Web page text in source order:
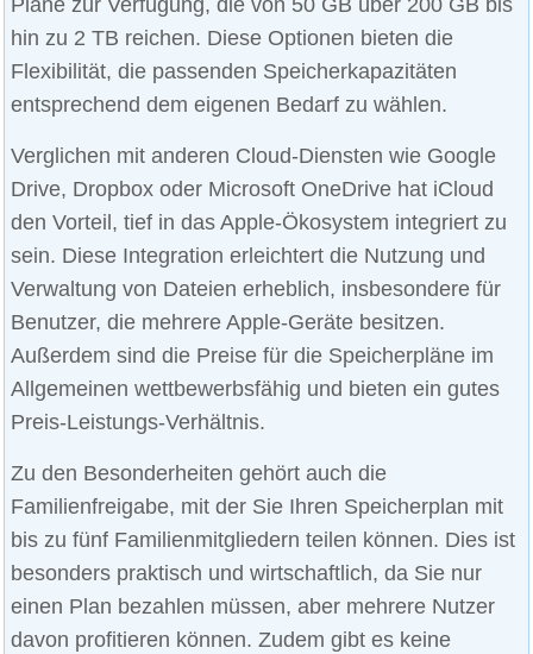
Pläne zur Verfügung, die von 50 GB über 200 GB bis
hin zu 2 TB reichen. Diese Optionen bieten die
Flexibilität, die passenden Speicherkapazitäten
entsprechend dem eigenen Bedarf zu wählen.
Verglichen mit anderen Cloud-Diensten wie Google
Drive, Dropbox oder Microsoft OneDrive hat iCloud
den Vorteil, tief in das Apple-Ökosystem integriert zu
sein. Diese Integration erleichtert die Nutzung und
Verwaltung von Dateien erheblich, insbesondere für
Benutzer, die mehrere Apple-Geräte besitzen.
Außerdem sind die Preise für die Speicherpläne im
Allgemeinen wettbewerbsfähig und bieten ein gutes
Preis-Leistungs-Verhältnis.
Zu den Besonderheiten gehört auch die
Familienfreigabe, mit der Sie Ihren Speicherplan mit
bis zu fünf Familienmitgliedern teilen können. Dies ist
besonders praktisch und wirtschaftlich, da Sie nur
einen Plan bezahlen müssen, aber mehrere Nutzer
davon profitieren können. Zudem gibt es keine